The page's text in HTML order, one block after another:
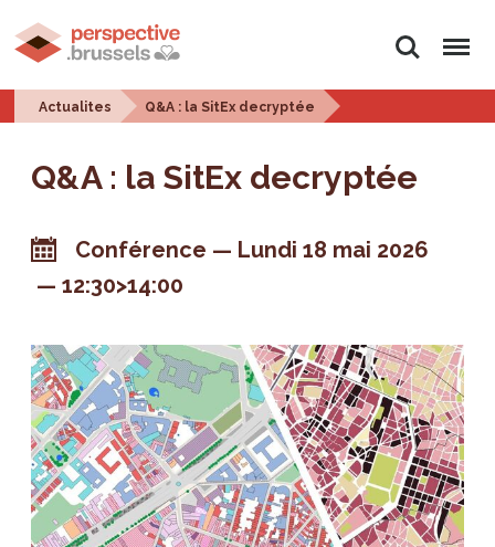
Rechercher
Menu
Actualites Q&A : la SitEx decryptée
Q&A : la SitEx decryptée
Conférence
Lundi 18 mai 2026
12:30>14:00